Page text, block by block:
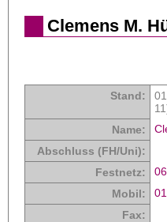
Clemens M.
Stand:
11
Name:
Abschluss (FH/Uni):
Festnetz:
Mobil:
Fax: